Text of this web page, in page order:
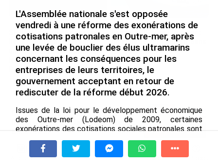
SÉRIE. Histoire des chefs-
lieux d’Outre-mer : Nouméa,
une capitale construite par
le bagne, le nickel et le
Pacifique
le 08/08/2026
Rapport 2025 de l’Ifremer :
un engagement décisif dans
les Outre-mer
le 07/08/2026
De Messi à Trump : l’expérience
internationale du Martiniquais Benoît
Etinof au ...
le 07/08/2026
À la une Tv Radio A Propos
L'Assemblée nationale s'est opposée
vendredi à une réforme des exonérations de
cotisations patronales en Outre-mer, après
une levée de bouclier des élus ultramarins
concernant les conséquences pour les
entreprises de leurs territoires, le
gouvernement acceptant en retour de
rediscuter de la réforme début 2026.
Issues de la loi pour le développement économique
des Outre-mer (Lodeom) de 2009, certaines
exonérations des cotisations sociales patronales sont
des territoires ultramarins, notamment des DROM.